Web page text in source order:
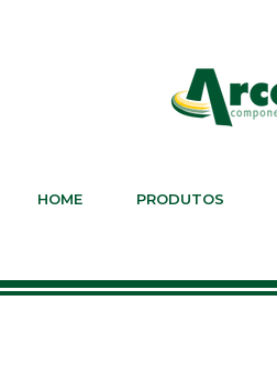
HOME PRODUTOS